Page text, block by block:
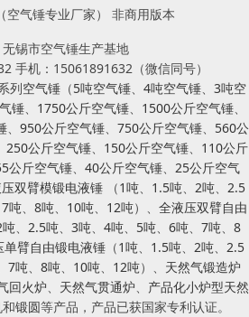
空气锤专业厂家） 非商用版本
锡市空气锤生产基地
手机：15061891632（微信同号）
列空气锤（5吨空气锤、 4吨空气锤、 3吨空
锤 1750公斤空气锤 1500公斤空气锤
950公斤空气锤 750公斤空气锤
560公
250公斤空气锤 150公斤空气锤
110公斤
公斤空气锤 40公斤空气锤
25公斤空气
双臂模锻电液锤 （1吨 1.5吨 2吨
2.5
7吨 8吨 10吨 12吨）、 全液压双臂自由
吨 2.5吨 3吨 4吨 5吨 6吨 7吨
8
单臂自由锻电液锤 （1吨 1.5吨 2吨
2.5
7吨 8吨 10吨 12吨）、 天然气锻造炉
回火炉 天然气贯通炉
产品化小炉型天然
和锻圆等产品，产品已获国家专利认证。